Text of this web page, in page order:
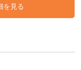
を見る